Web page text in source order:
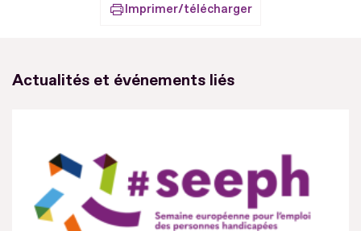
Imprimer/télécharger
Actualités et événements liés